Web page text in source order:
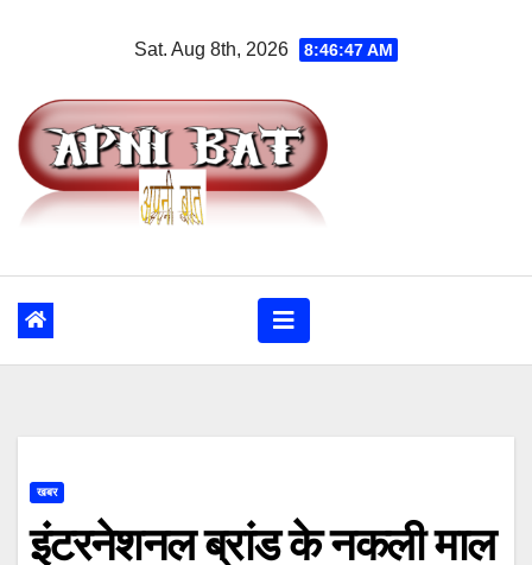
Sat. Aug 8th, 2026 8:46:48 AM
खबर
इंटरनेशनल ब्रांड के नकली माल